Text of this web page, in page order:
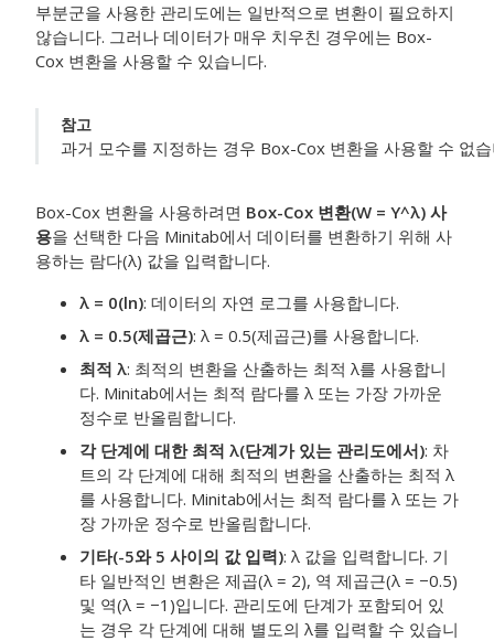
부분군을 사용한 관리도에는 일반적으로 변환이 필요하지
않습니다. 그러나 데이터가 매우 치우친 경우에는 Box-
Cox 변환을 사용할 수 있습니다.
참고
과거 모수를 지정하는 경우 Box-Cox 변환을 사용할 수 없
Box-Cox 변환을 사용하려면 Box-Cox 변환(W = Y^λ) 사
용을 선택한 다음 Minitab에서 데이터를 변환하기 위해 사
용하는 람다(λ) 값을 입력합니다.
λ = 0(ln): 데이터의 자연 로그를 사용합니다.
λ = 0.5(제곱근): λ = 0.5(제곱근)를 사용합니다.
최적 λ: 최적의 변환을 산출하는 최적 λ를 사용합니
다. Minitab에서는 최적 람다를 λ 또는 가장 가까운
정수로 반올림합니다.
각 단계에 대한 최적 λ(단계가 있는 관리도에서): 차
트의 각 단계에 대해 최적의 변환을 산출하는 최적 λ
를 사용합니다. Minitab에서는 최적 람다를 λ 또는 가
장 가까운 정수로 반올림합니다.
기타(-5와 5 사이의 값 입력): λ 값을 입력합니다. 기
타 일반적인 변환은 제곱(λ = 2), 역 제곱근(λ = −0.5)
및 역(λ = −1)입니다. 관리도에 단계가 포함되어 있
는 경우 각 단계에 대해 별도의 λ를 입력할 수 있습니